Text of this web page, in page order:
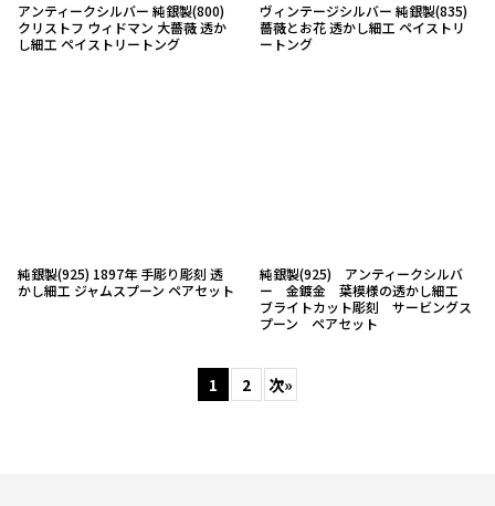
アンティークシルバー 純銀製(800)
クリストフ ウィドマン 大薔薇 透か
し細工 ペイストリートング
ヴィンテージシルバー 純銀製(835)
薔薇とお花 透かし細工 ペイストリ
ートング
純銀製(925) 1897年 手彫り彫刻 透
かし細工 ジャムスプーン ペアセット
純銀製(925) アンティークシルバ
ー 金鍍金 葉模様の透かし細工
ブライトカット彫刻 サービングス
プーン ペアセット
1 2 次»